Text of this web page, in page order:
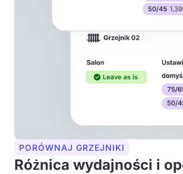
PORÓWNAJ GRZEJNIKI
Różnica wydajności i